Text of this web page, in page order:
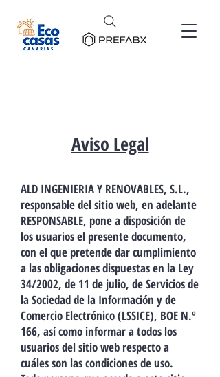
Aviso Legal
ALD INGENIERIA Y RENOVABLES, S.L.,
responsable del sitio web, en adelante
RESPONSABLE, pone a disposición de
los usuarios el presente documento,
con el que pretende dar cumplimiento
a las obligaciones dispuestas en la Ley
34/2002, de 11 de julio, de Servicios de
la Sociedad de la Información y de
Comercio Electrónico (LSSICE), BOE N.º
166, así como informar a todos los
usuarios del sitio web respecto a
cuáles son las condiciones de uso.